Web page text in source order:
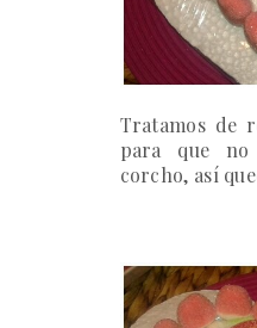
Tratamos de
para que no
corcho, así